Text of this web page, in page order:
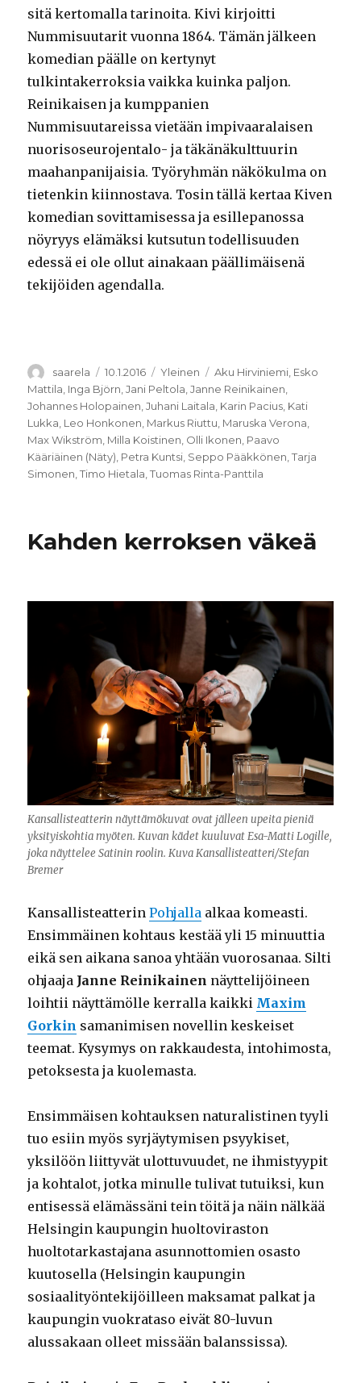
sitä kertomalla tarinoita. Kivi kirjoitti
Nummisuutarit vuonna 1864. Tämän jälkeen
komedian päälle on kertynyt
tulkintakerroksia vaikka kuinka paljon.
Reinikaisen ja kumppanien
Nummisuutareissa vietään impivaaralaisen
nuorisoseurojentalo- ja täkänäkulttuurin
maahanpanijaisia. Työryhmän näkökulma on
tietenkin kiinnostava. Tosin tällä kertaa Kiven
komedian sovittamisessa ja esillepanossa
nöyryys elämäksi kutsutun todellisuuden
edessä ei ole ollut ainakaan päällimäisenä
tekijöiden agendalla.
Kirjoittaja
saarela Julkaistu
10.1.2016 Kategoriat
Yleinen Avainsanat
Aku Hirviniemi Esko
Mattila Inga Björn ,Jani Peltola ,Janne Reinikainen
Johannes Holopainen ,Juhani Laitala Karin Pacius Kati
Lukka Leo Honkonen Markus Riuttu Maruska Verona
Max Wikström Milla Koistinen Olli Ikonen Paavo
Kääriäinen (Näty) Petra Kuntsi Seppo Pääkkönen ,Tarja
Simonen ,Timo Hietala ,Tuomas Rinta-Panttila
Kahden kerroksen väkeä
Kansallisteatterin näyttämökuvat ovat jälleen upeita pieniä
yksityiskohtia myöten. Kuvan kädet kuuluvat Esa-Matti Logille,
joka näyttelee Satinin roolin. Kuva Kansallisteatteri/Stefan
Bremer
KansallisteatterinPohjalla alkaa komeasti.
Ensimmäinen kohtaus kestää yli 15 minuuttia
eikä sen aikana sanoa yhtään vuorosanaa. Silti
ohjaaja Janne Reinikainen näyttelijöineen
loihtii näyttämölle kerralla kaikki Maxim
Gorkin samanimisen novellin keskeiset
teemat. Kysymys on rakkaudesta, intohimosta,
petoksesta ja kuolemasta.
Ensimmäisen kohtauksen naturalistinen tyyli
tuo esiin myös syrjäytymisen psyykiset,
yksilöön liittyvät ulottuvuudet, ne ihmistyypit
ja kohtalot, jotka minulle tulivat tutuiksi, kun
entisessä elämässäni tein töitä ja näin nälkää
Helsingin kaupungin huoltoviraston
huoltotarkastajana asunnottomien osasto
kuutosella (Helsingin kaupungin
sosiaalityöntekijöilleen maksamat palkat ja
kaupungin vuokrataso eivät 80-luvun
alussakaan olleet missään balanssissa).